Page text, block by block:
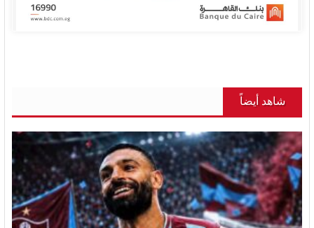
شاهد أيضاً